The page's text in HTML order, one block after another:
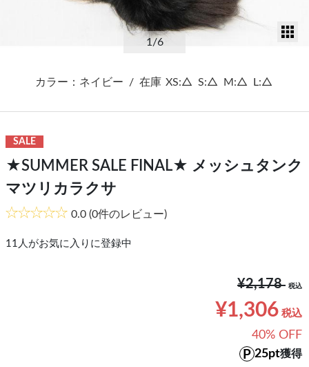
1/6
カラー：ネイビー / 在庫 XS:△ S:△ M:△ L:△
SALE
★SUMMER SALE FINAL★ メッシュタンク
マツリカラクサ
0.0 (0件のレビュー)
11 人がお気に入りに登録中
¥2,178
¥1,306
40% OFF
25pt獲得